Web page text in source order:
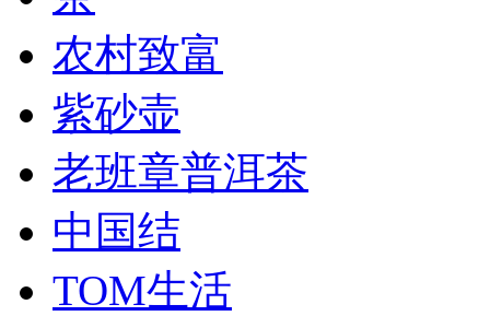
农村致富
紫砂壶
老班章普洱茶
中国结
TOM生活